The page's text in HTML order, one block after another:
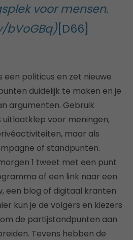
voor mensen.
bVoGBq)[D66]
een politicus en zet nieuwe
duidelijk te maken en je
argumenten. Gebruik
uitlaatklep voor meningen,
maar als
of standpunten.
1 tweet met een punt
of een link naar een
een blog of digitaal kranten
kun je de volgers en kiezers
de partijstandpunten aan
Tevens hebben de